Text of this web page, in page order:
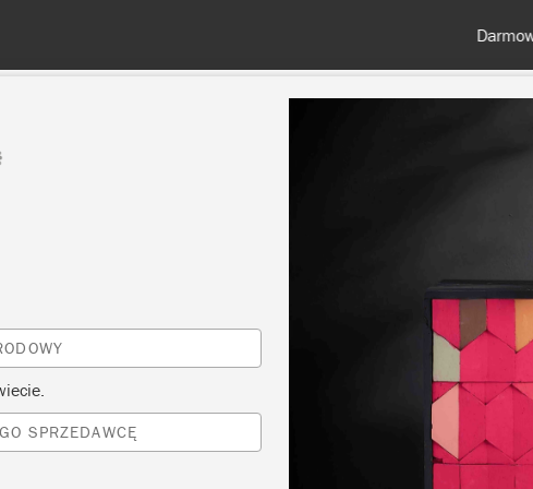
Inspiracje
FRENCH BEDROOM
by Annie Sloan
SPRZEDAWCĘ